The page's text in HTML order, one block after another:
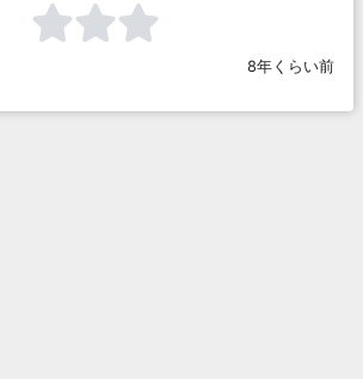
8年くらい前